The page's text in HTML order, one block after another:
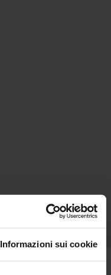
Informazioni sui cookie